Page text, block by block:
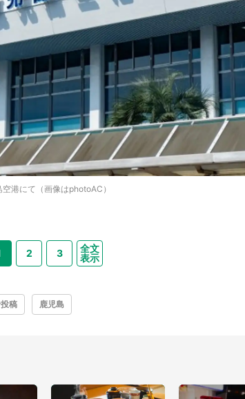
港にて（画像はphotoAC）
2 3
全文
表示
稿 鹿児島